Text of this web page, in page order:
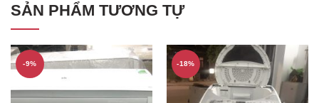
SẢN PHẨM TƯƠNG TỰ
-9% -18%